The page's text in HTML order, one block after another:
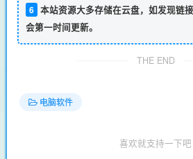
6 本站资源大多存储在云盘，如发现链
会第一时间更新。
THE END
电脑软件
喜欢就支持一下吧